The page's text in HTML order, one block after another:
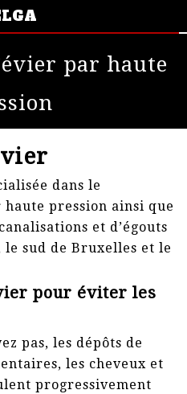
par haute
dans le
haute pression ainsi que
et d’égouts
sud de Bruxelles et le
pour éviter les
pas, les dépôts de
les cheveux et
progressivement